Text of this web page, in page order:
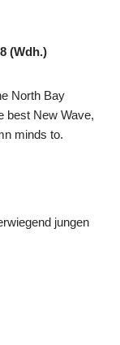
(Wdh.)
North Bay
best New Wave,
minds to.
jungen